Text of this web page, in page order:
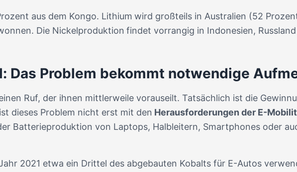
aus dem Kongo. Lithium wird großteils in Australien (52
Die Nickelproduktion findet vorrangig in Indonesien,
Das Problem bekommt notwendige
Ruf, der ihnen mittlerweile vorauseilt. Tatsächlich ist die
dieses Problem nicht erst mit den Herausforderungen der E-
Batterieproduktion von Laptops, Halbleitern, Smartphones oder
2021 etwa ein Drittel des abgebauten Kobalts für E-Autos